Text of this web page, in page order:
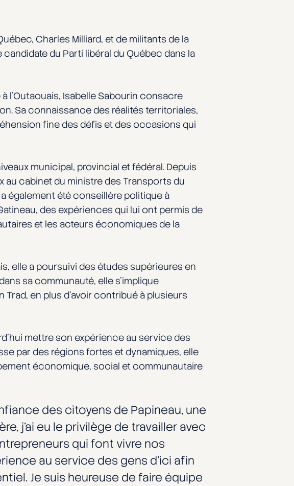
Charles Milliard, et de militants de la
du Parti libéral du Québec dans la
l’Outaouais, Isabelle Sabourin consacre
Sa connaissance des réalités territoriales,
fine des défis et des occasions qui
municipal, provincial et fédéral. Depuis
au cabinet du ministre des Transports du
également été conseillère politique à
des expériences qui lui ont permis de
et les acteurs économiques de la
elle a poursuivi des études supérieures en
sa communauté, elle s’implique
en plus d’avoir contribué à plusieurs
mettre son expérience au service des
par des régions fortes et dynamiques, elle
économique, social et communautaire
des citoyens de Papineau, une
j’ai eu le privilège de travailler avec
qui font vivre nos
au service des gens d’ici afin
Je suis heureuse de faire équipe